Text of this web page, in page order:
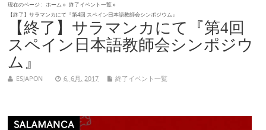
現在のページ : ホーム » 終了イベント一覧»
【終了】サラマンカにて『第4回 スペイン日本語教師会シンポジウム』
【終了】サラマンカにて『第4回
スペイン日本語教師会シンポジウ
ム』
ESJAPON 6, 6月, 2017 終了イベント一覧